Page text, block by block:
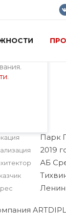
.
Парк
2019
АБ